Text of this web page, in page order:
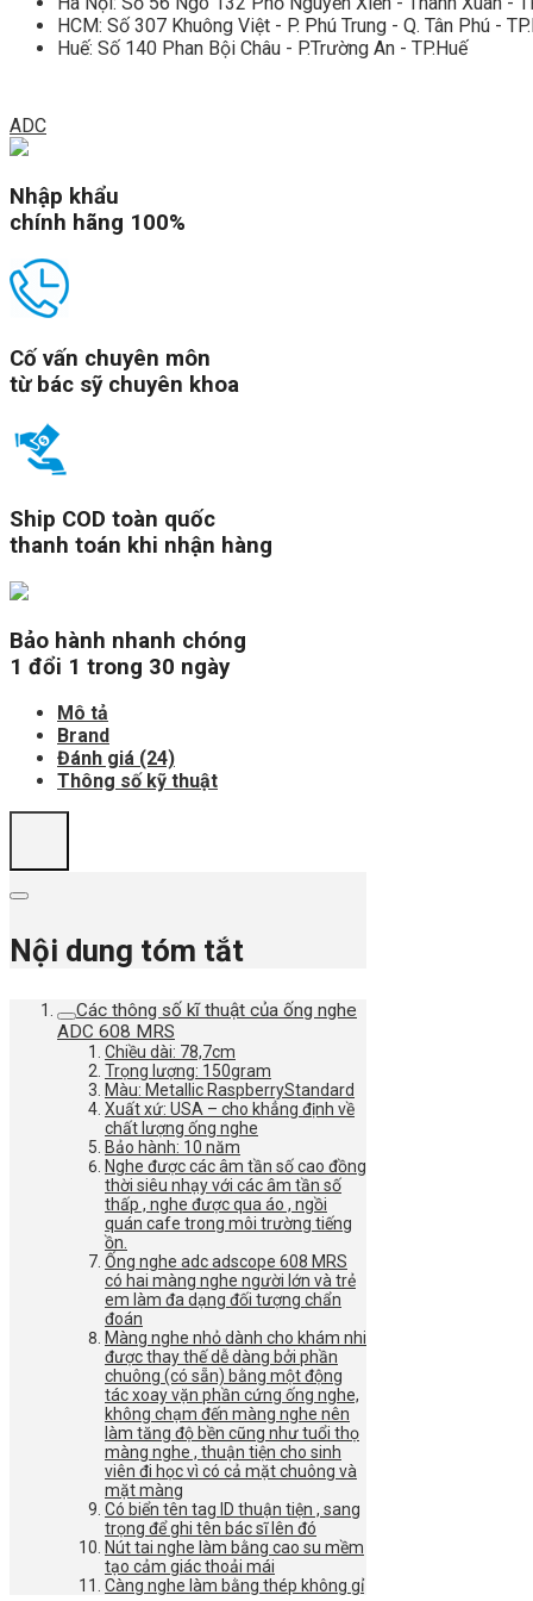
HCM: Số 307 Khuông Việt - P. Phú Trung - Q. Tân Phú -
Huế: Số 140 Phan Bội Châu - P.Trường An - TP.Huế
ADC
Nhập khẩu
chính hãng 100%
Cố vấn chuyên môn
từ bác sỹ chuyên khoa
Ship COD toàn quốc
thanh toán khi nhận hàng
Bảo hành nhanh chóng
1 đổi 1 trong 30 ngày
Mô tả
Brand
Đánh giá (24)
Thông số kỹ thuật
Nội dung tóm tắt
Các thông số kĩ thuật của ống nghe
ADC 608 MRS
Chiều dài: 78,7cm
Trọng lượng: 150gram
Màu: Metallic RaspberryStandard
Xuất xứ: USA – cho khẳng định về
chất lượng ống nghe
Bảo hành: 10 năm
Nghe được các âm tần số cao đồng
thời siêu nhạy với các âm tần số
thấp , nghe được qua áo , ngồi
quán cafe trong môi trường tiếng
ồn.
Ống nghe adc adscope 608 MRS
có hai màng nghe người lớn và trẻ
em làm đa dạng đối tượng chẩn
đoán
Màng nghe nhỏ dành cho khám nhi
được thay thế dễ dàng bởi phần
chuông (có sẵn) bằng một động
tác xoay vặn phần cứng ống nghe,
không chạm đến màng nghe nên
làm tăng độ bền cũng như tuổi thọ
màng nghe , thuận tiện cho sinh
viên đi học vì có cả mặt chuông và
mặt màng
Có biển tên tag ID thuận tiện , sang
trọng để ghi tên bác sĩ lên đó
Nút tai nghe làm bằng cao su mềm
tạo cảm giác thoải mái
Càng nghe làm bằng thép không gỉ